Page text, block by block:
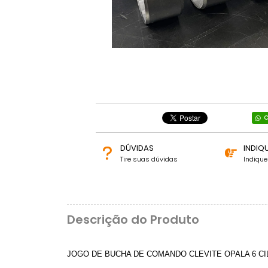
DÚVIDAS
Tire suas dúvidas
Descrição do Produto
JOGO DE BUCHA DE COMANDO CLEVITE OPALA 6